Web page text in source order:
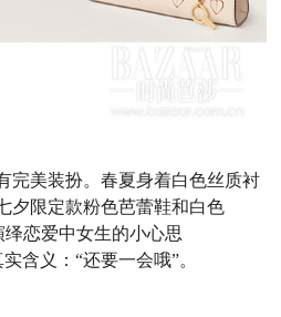
完美装扮。春夏身着白色丝质衬
夕限定款粉色芭蕾鞋和白色
恋爱中女生的小心思
实含义：“还要一会哦”。